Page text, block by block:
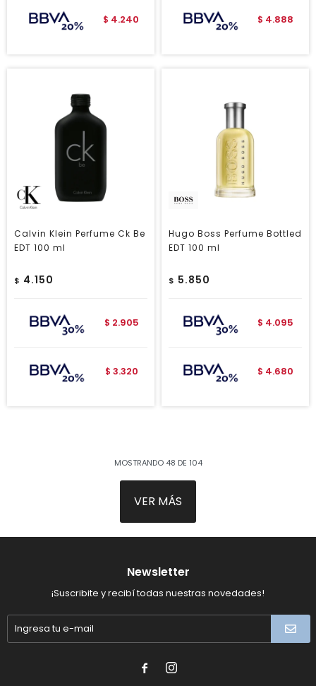
$ 4.240 $ 4.888
Calvin Klein Perfume Ck Be
EDT 100 ml
$ 4.150
$ 2.905
$ 3.320
Hugo Boss Perfume Bottled
EDT 100 ml
$ 5.850
$ 4.095
$ 4.680
MOSTRANDO 48 DE 104
VER MÁS
Newsletter
¡Suscribite y recibí todas nuestras novedades!
 